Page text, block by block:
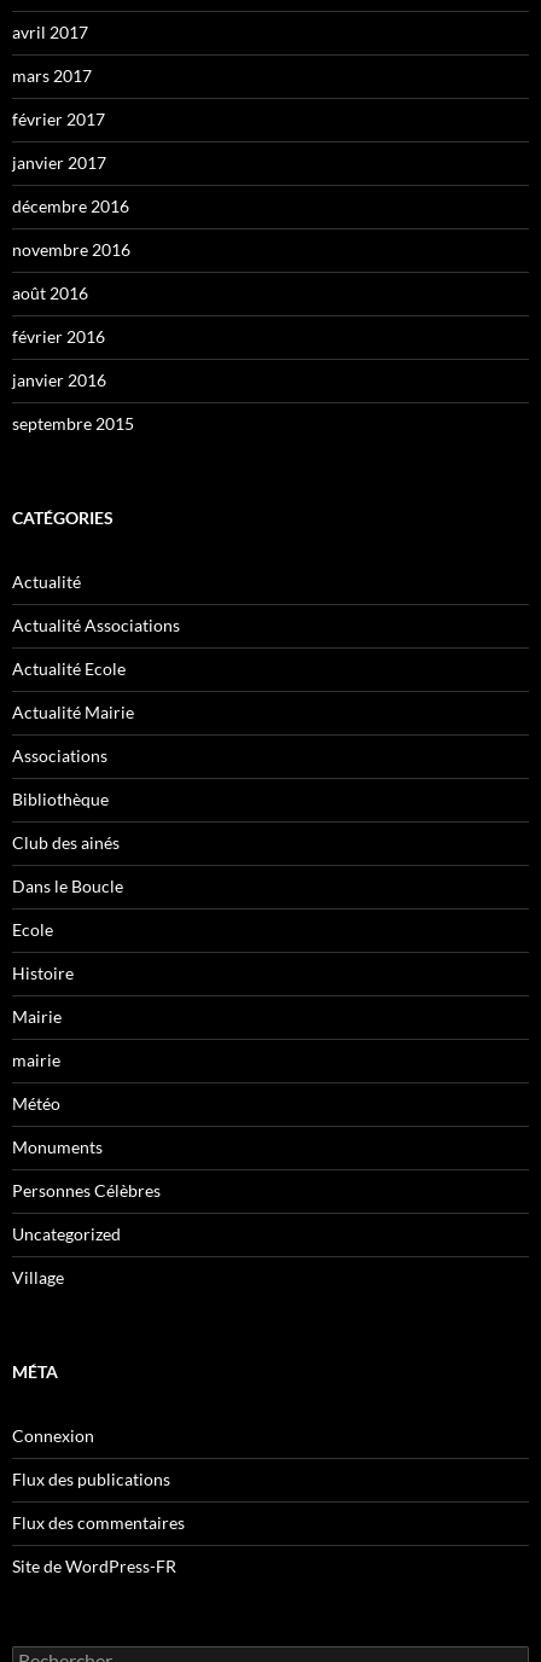
avril 2017
mars 2017
février 2017
janvier 2017
décembre 2016
novembre 2016
août 2016
février 2016
janvier 2016
septembre 2015
CATÉGORIES
Actualité
Actualité Associations
Actualité Ecole
Actualité Mairie
Associations
Bibliothèque
Club des ainés
Dans le Boucle
Ecole
Histoire
Mairie
mairie
Météo
Monuments
Personnes Célèbres
Uncategorized
Village
MÉTA
Connexion
Flux des publications
Flux des commentaires
Site de WordPress-FR
Rechercher :